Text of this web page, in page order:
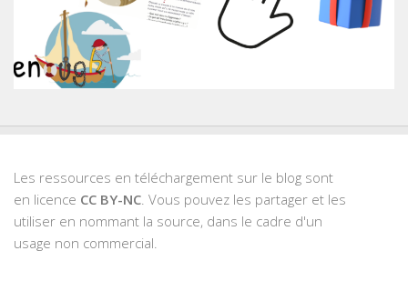
Les ressources en téléchargement sur le blog sont
en licence CC BY-NC . Vous pouvez les partager et les
utiliser en nommant la source, dans le cadre d'un
usage non commercial.